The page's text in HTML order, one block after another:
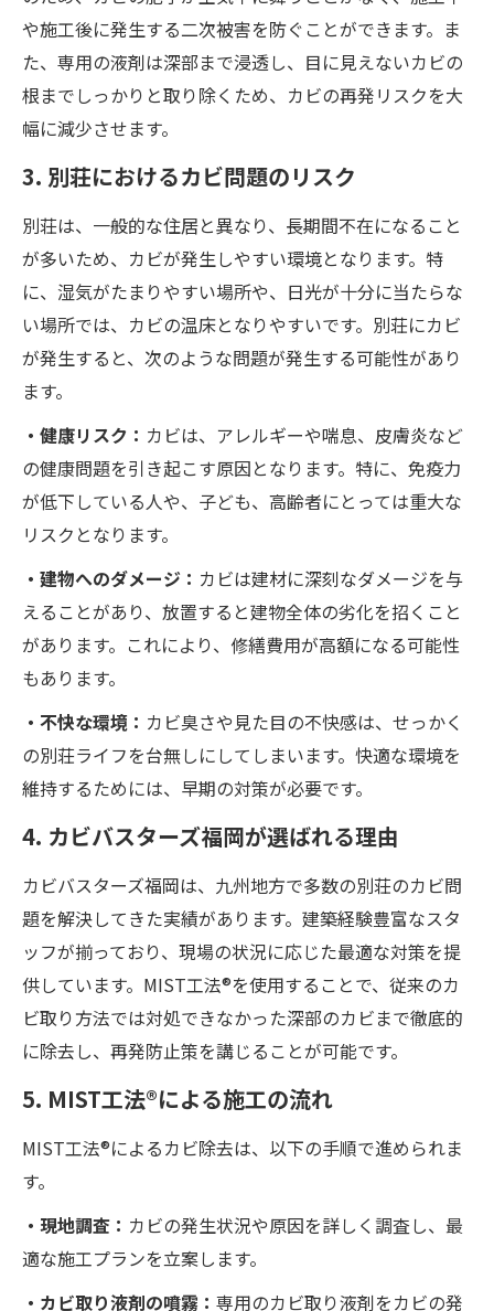
や施工後に発生する二次被害を防ぐことができます。ま
た、専用の液剤は深部まで浸透し、目に見えないカビの
根までしっかりと取り除くため、カビの再発リスクを大
幅に減少させます。
3. 別荘におけるカビ問題のリスク
別荘は、一般的な住居と異なり、長期間不在になること
が多いため、カビが発生しやすい環境となります。特
に、湿気がたまりやすい場所や、日光が十分に当たらな
い場所では、カビの温床となりやすいです。別荘にカビ
が発生すると、次のような問題が発生する可能性があり
ます。
・健康リスク： カビは、アレルギーや喘息、皮膚炎など
の健康問題を引き起こす原因となります。特に、免疫力
が低下している人や、子ども、高齢者にとっては重大な
リスクとなります。
・建物へのダメージ： カビは建材に深刻なダメージを与
えることがあり、放置すると建物全体の劣化を招くこと
があります。これにより、修繕費用が高額になる可能性
もあります。
・不快な環境： カビ臭さや見た目の不快感は、せっかく
の別荘ライフを台無しにしてしまいます。快適な環境を
維持するためには、早期の対策が必要です。
4. カビバスターズ福岡が選ばれる理由
カビバスターズ福岡は、九州地方で多数の別荘のカビ問
題を解決してきた実績があります。建築経験豊富なスタ
ッフが揃っており、現場の状況に応じた最適な対策を提
供しています。MIST工法®を使用することで、従来のカ
ビ取り方法では対処できなかった深部のカビまで徹底的
に除去し、再発防止策を講じることが可能です。
5. MIST工法®による施工の流れ
MIST工法®によるカビ除去は、以下の手順で進められま
す。
・現地調査： カビの発生状況や原因を詳しく調査し、最
適な施工プランを立案します。
・カビ取り液剤の噴霧： 専用のカビ取り液剤をカビの発